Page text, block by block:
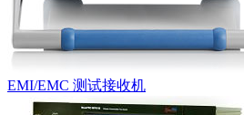
EMI/EMC 测试接收机